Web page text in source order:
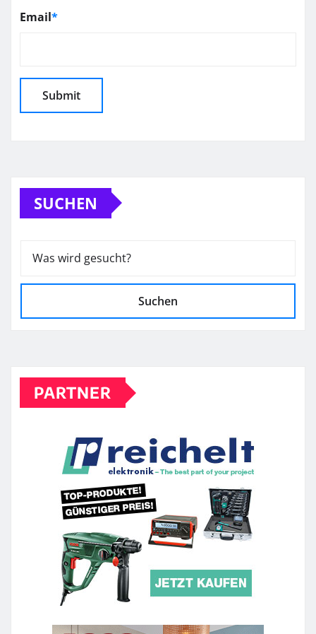
Email*
SUCHEN
Suchen
PARTNER